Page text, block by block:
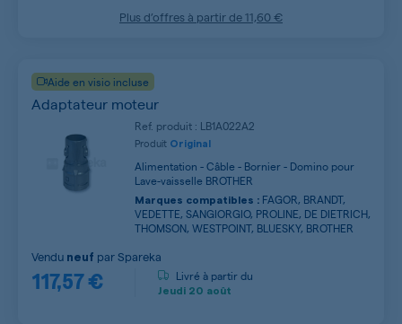
Plus d’offres à partir de11,60 €
Aide en visio incluse
Adaptateur moteur
Ref. produit : LB1A022A2
Produit Original
Alimentation - Câble - Bornier - Domino pour
Lave-vaisselle BROTHER
Marques compatibles : FAGOR, BRANDT,
VEDETTE, SANGIORGIO, PROLINE, DE DIETRICH,
THOMSON, WESTPOINT, BLUESKY, BROTHER
117,57 €
Vendu neuf parSpareka
Livré à partir du
Jeudi 20 août